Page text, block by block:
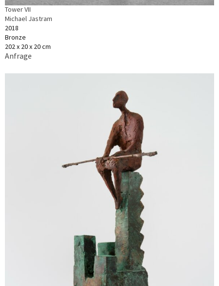
Tower VII
Michael Jastram
2018
Bronze
202 x 20 x 20 cm
Anfrage